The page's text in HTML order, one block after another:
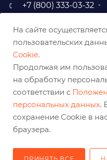
+7 (800) 333-03-32
baz@belabraziv.ru
308009, Россия, г.
На сайте
пользовательских
Cookie.
Продолжая им
на обработку
соответствии с
персональных данных.
сохранение Cookie в
браузера.